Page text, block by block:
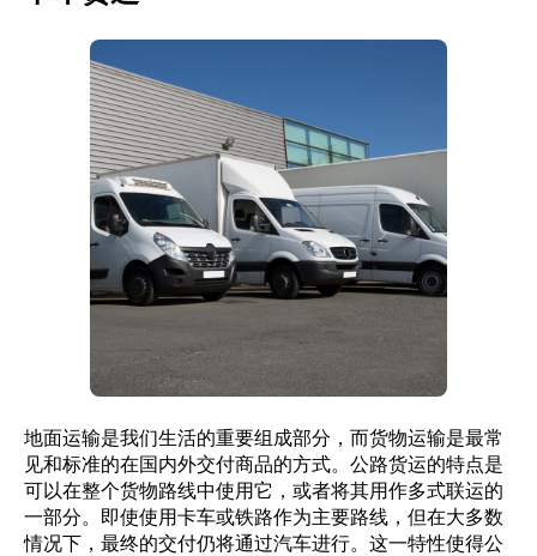
地面运输是我们生活的重要组成部分，而货物运输是最常
见和标准的在国内外交付商品的方式。公路货运的特点是
可以在整个货物路线中使用它，或者将其用作多式联运的
一部分。即使使用卡车或铁路作为主要路线，但在大多数
情况下，最终的交付仍将通过汽车进行。这一特性使得公